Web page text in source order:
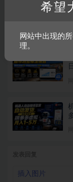
插入图片
希望
网站中出现的
理。